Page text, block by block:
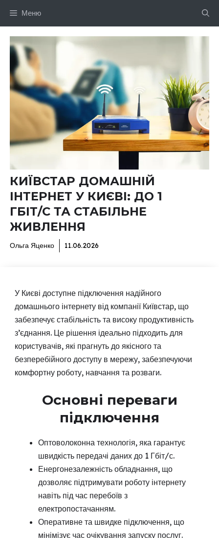
Меню
КИЇВСТАР ДОМАШНІЙ
ІНТЕРНЕТ У КИЄВІ: ДО 1
ГБІТ/С ТА СТАБІЛЬНЕ
ЖИВЛЕННЯ
Ольга Яценко 11.06.2026
У Києві доступне підключення надійного
домашнього інтернету від компанії Київстар, що
забезпечує стабільність та високу продуктивність
з’єднання. Це рішення ідеально підходить для
користувачів, які прагнуть до якісного та
безперебійного доступу в мережу, забезпечуючи
комфортну роботу, навчання та розваги.
Основні переваги
підключення
Оптоволоконна технологія, яка гарантує
швидкість передачі даних до 1 Гбіт/с.
Енергонезалежність обладнання, що
дозволяє підтримувати роботу інтернету
навіть під час перебоїв з
електропостачанням.
Оперативне та швидке підключення, що
мінімізує час очікування запуску послуг.